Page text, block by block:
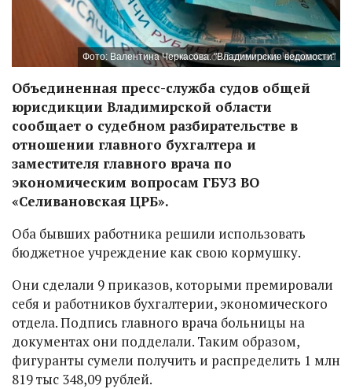
Фото: Валентина Черкасова. "Владимирские ведомости"
Объединенная пресс-служба судов общей
юрисдикции Владимирской области
сообщает о судебном разбирательстве в
отношении главного бухгалтера и
заместителя главного врача по
экономическим вопросам ГБУЗ ВО
«Селивановская ЦРБ».
Оба бывших работника решили использовать
бюджетное учреждение как свою кормушку.
Они сделали 9 приказов, которыми премировали
себя и работников бухгалтерии, экономического
отдела. Подпись главного врача больницы на
документах они подделали. Таким образом,
фигуранты сумели получить и распределить 1 млн
819 тыс 348,09 рублей.